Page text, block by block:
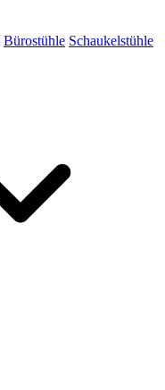
Bürostühle Schaukelstühle